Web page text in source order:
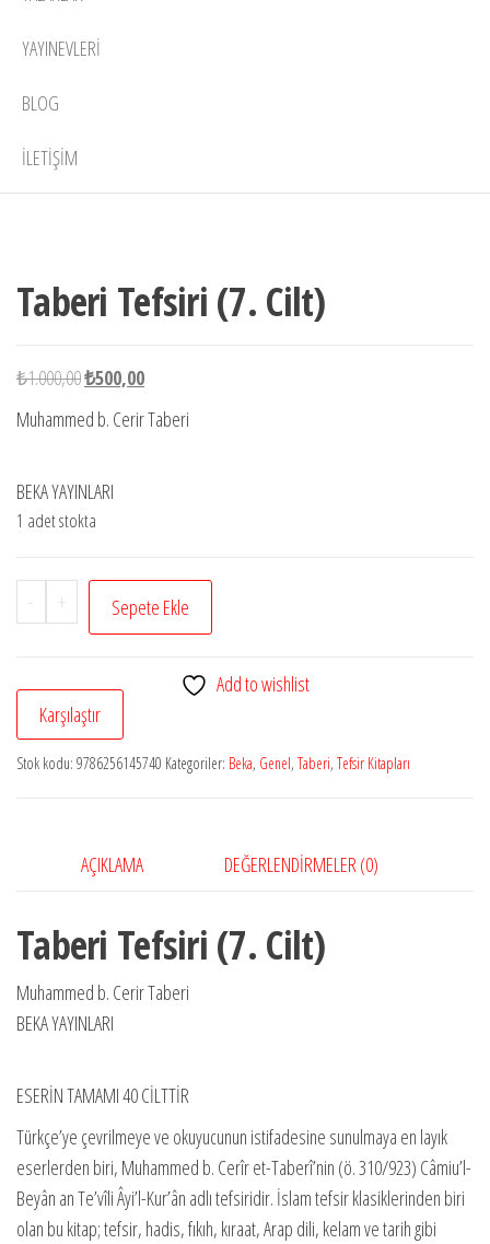
YAYINEVLERI
BLOG
İLETIŞIM
Taberi Tefsiri (7. Cilt)
₺1.000,00Orijinal
fiyat:
₺500,00Şu
andaki
Muhammed b. Cerir Taberi
BEKA YAYINLARI
1 adet stokta
-
Taberi
Tefsiri
Cilt)
adet
+ Sepete Ekle
Add to wishlist
Karşılaştır
Stok kodu: 9786256145740 Kategoriler: Beka, Genel, Taberi, Tefsir Kitapları
AÇIKLAMA DEĞERLENDIRMELER (0)
Taberi Tefsiri (7. Cilt)
Muhammed b. Cerir Taberi
BEKA YAYINLARI
ESERİN TAMAMI 40 CİLTTİR
Türkçe’ye çevrilmeye ve okuyucunun istifadesine sunulmaya en layık
eserlerden biri, Muhammed b. Cerîr et-Taberî’nin (ö. 310/923) Câmiu’l-
Beyân an Te’vîli Âyi’l-Kur’ân adlı tefsiridir. İslam tefsir klasiklerinden biri
olan bu kitap; tefsir, hadis, fıkıh, kıraat, Arap dili, kelam ve tarih gibi